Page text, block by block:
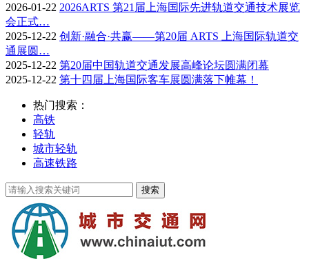
2026-01-22 2026ARTS 第21届上海国际先进轨道交通技术展览
会正式…
2025-12-22 创新·融合·共赢——第20届 ARTS 上海国际轨道交
通展圆…
2025-12-22 第20届中国轨道交通发展高峰论坛圆满闭幕
2025-12-22 第十四届上海国际客车展圆满落下帷幕！
热门搜索：
高铁
轻轨
城市轻轨
高速铁路